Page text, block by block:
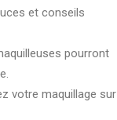
et conseils
pourront
votre maquillage sur